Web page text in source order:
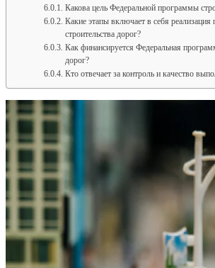
Какова цель Федеральной программы
Какие этапы включает в себя
строительства дорог?
Как финансируется Федеральная
дорог?
Кто отвечает за контроль и качество